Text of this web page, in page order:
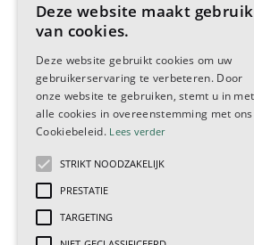
Fehse Makelaardij
Dorpsstraat 51 7971
0521 - 34 28 34 |
KvK nr. 82964521
Deze website maakt gebruik
van cookies.
Deze website gebruikt cookies om uw
gebruikerservaring te verbeteren. Door
onze website te gebruiken, stemt u in met
alle cookies in overeenstemming met ons
Cookiebeleid. Lees verder
STRIKT NOODZAKELIJK
PRESTATIE
TARGETING